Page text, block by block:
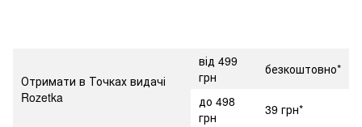
Отримати в Точках видачі
Rozetka
від 499
грн
безкоштовно*
до 498
грн
39 грн*